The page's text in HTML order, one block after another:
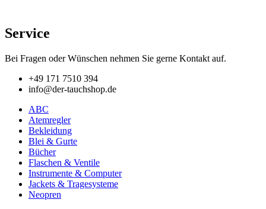
Service
Bei Fragen oder Wünschen nehmen Sie gerne Kontakt auf.
+49 171 7510 394
info@der-tauchshop.de
ABC
Atemregler
Bekleidung
Blei & Gurte
Bücher
Flaschen & Ventile
Instrumente & Computer
Jackets & Tragesysteme
Neopren